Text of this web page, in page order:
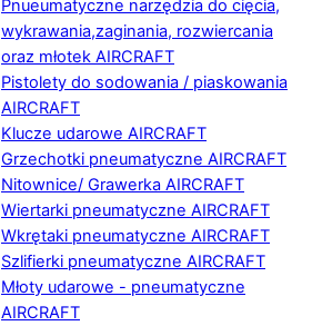
Pnueumatyczne narzędzia do cięcia,
wykrawania,zaginania, rozwiercania
oraz młotek AIRCRAFT
Pistolety do sodowania / piaskowania
AIRCRAFT
Klucze udarowe AIRCRAFT
Grzechotki pneumatyczne AIRCRAFT
Nitownice/ Grawerka AIRCRAFT
Wiertarki pneumatyczne AIRCRAFT
Wkrętaki pneumatyczne AIRCRAFT
Szlifierki pneumatyczne AIRCRAFT
Młoty udarowe - pneumatyczne
AIRCRAFT